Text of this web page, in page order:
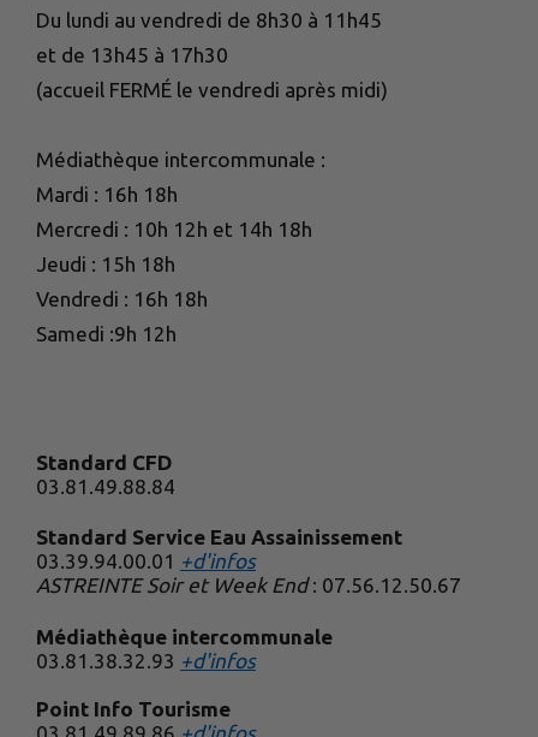
Du lundi au vendredi de 8h30 à 11h45
et de 13h45 à 17h30
(accueil FERMÉ le vendredi après midi)
Médiathèque intercommunale :
Mardi : 16h 18h
Mercredi : 10h 12h et 14h 18h
Jeudi : 15h 18h
Vendredi : 16h 18h
Samedi :9h 12h
Standard CFD
03.81.49.88.84
Standard Service Eau Assainissement
03.39.94.00.01 +d'infos
ASTREINTE Soir et Week End: 07.56.12.50.67
Médiathèque intercommunale
03.81.38.32.93 +d'infos
Point Info Tourisme